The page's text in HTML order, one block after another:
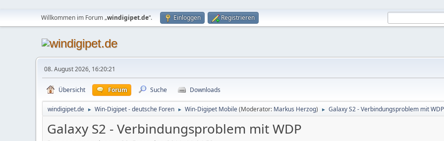
Willkommen im Forum „windigipet.de“. Einloggen Registrieren
08. August 2026, 16:20:21
Übersicht Forum Suche Downloads
windigipet.de ► Win-Digipet - deutsche Foren ► Win-Digipet Mobile(Moderator: Markus Herzog) ► Galaxy S2 - Verbindungsproblem mit WDP
Galaxy S2 - Verbindungsproblem mit WDP